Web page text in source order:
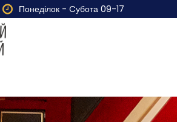
Понеділок - Cубота 09-17